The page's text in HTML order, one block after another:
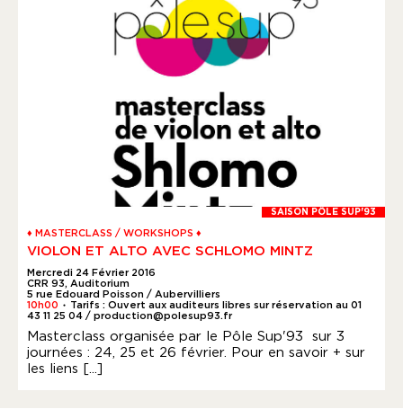
SAISON PÔLE SUP'93
♦ MASTERCLASS / WORKSHOPS ♦
VIOLON ET ALTO AVEC SCHLOMO MINTZ
Mercredi 24 Février 2016
CRR 93, Auditorium
5 rue Edouard Poisson / Aubervilliers
10h00
●
Tarifs : Ouvert aux auditeurs libres sur réservation au 01
43 11 25 04 / production@polesup93.fr
Masterclass organisée par le Pôle Sup'93 sur 3
journées : 24, 25 et 26 février. Pour en savoir + sur
les liens [...]